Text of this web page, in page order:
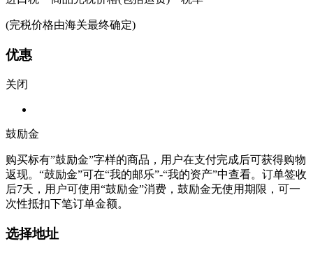
(完税价格由海关最终确定)
优惠
关闭
鼓励金
购买标有”鼓励金”字样的商品，用户在支付完成后可获得购物
返现。“鼓励金”可在“我的邮乐”-“我的资产”中查看。订单签收
后7天，用户可使用“鼓励金”消费，鼓励金无使用期限，可一
次性抵扣下笔订单金额。
选择地址